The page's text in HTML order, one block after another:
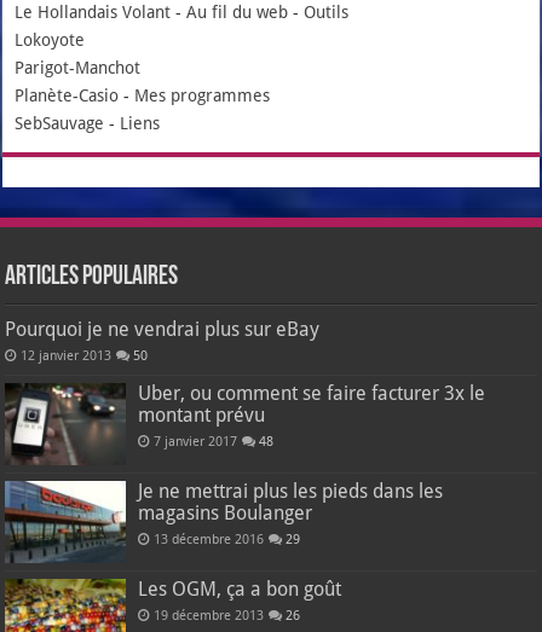
Le Hollandais Volant -Au fil du web - Outils
Lokoyote
Parigot-Manchot
Planète-Casio - Mes programmes
SebSauvage - Liens
Articles populaires
Pourquoi je ne vendrai plus sur eBay
12 janvier 2013 50
Uber, ou comment se faire facturer 3x le
montant prévu
7 janvier 2017 48
Je ne mettrai plus les pieds dans les
magasins Boulanger
13 décembre 2016 29
Les OGM, ça a bon goût
19 décembre 2013 26